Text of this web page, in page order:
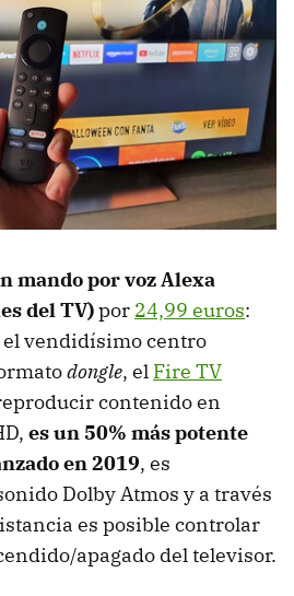
mando por voz Alexa
del TV)por 24,99 euros:
el vendidísimo centro
dongle, el Fire TV
contenido en
es un 50% más potente
en 2019, es
Dolby Atmos y a través
es posible controlar
apagado del televisor.